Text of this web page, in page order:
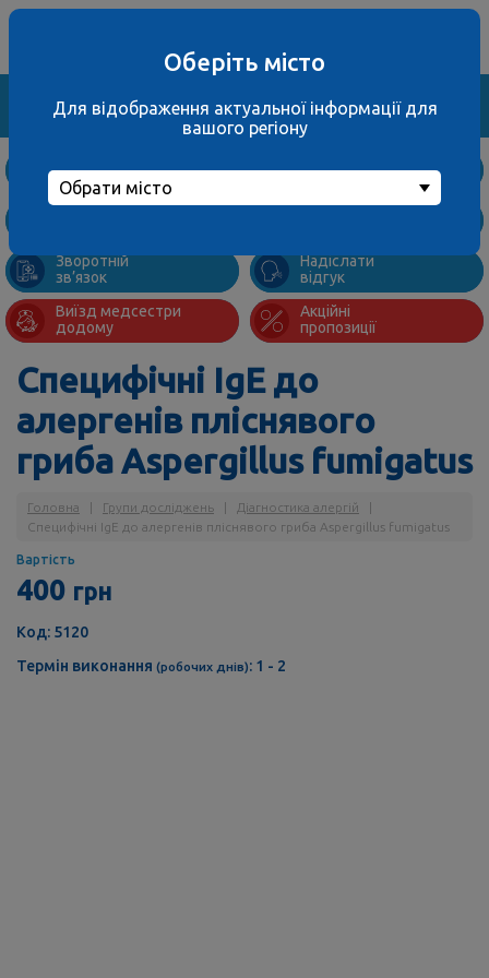
Знайти
та ціни
Підготовка
Адреси
Зворотній
зв’язок
Надіслати
відгук
Виїзд медсестри
додому
Акційні
пропозиції
Специфічні IgE до
алергенів пліснявого
гриба Aspergillus fumigatus
Головна Групи досліджень Діагностика алергій
Специфічні IgE до алергенів пліснявого гриба Aspergillus fumigatus
Вартість
400 грн
Код: 5120
Термін виконання (робочих днів): 1 - 2
Оберіть місто
Для відображення актуальної інформації для
вашого регіону
Обрати місто